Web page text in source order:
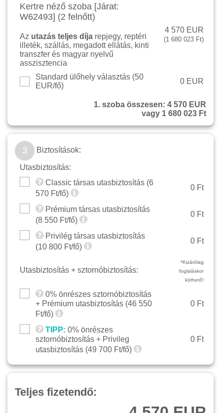
Kertre néző szoba [Járat:
W62493] (2 felnőtt)
Az utazás teljes díja repjegy, reptéri
illeték, szállás, megadott ellátás, kinti
transzfer és magyar nyelvű
asszisztencia
4 570 EUR
(1 680 023 Ft)
Standard ülőhely választás (50
EUR/fő)
0 EUR
1. szoba összesen: 4 570 EUR
vagy 1 680 023 Ft
3 Biztosítások:
Utasbiztosítás:
Classic társas utasbiztosítás (6
570 Ft/fő)
0 Ft
Prémium társas utasbiztosítás
(8 550 Ft/fő)
0 Ft
Privilég társas utasbiztosítás
(10 800 Ft/fő)
0 Ft
Utasbiztosítás + sztornóbiztosítás:
*Kizárólag
foglaláskor
köthető!
0% önrészes sztornóbiztosítás
+ Prémium utasbiztosítás (46 550
Ft/fő)
0 Ft
TIPP: 0% önrészes
sztornóbiztosítás + Privileg
utasbiztosítás (49 700 Ft/fő)
0 Ft
Teljes fizetendő: